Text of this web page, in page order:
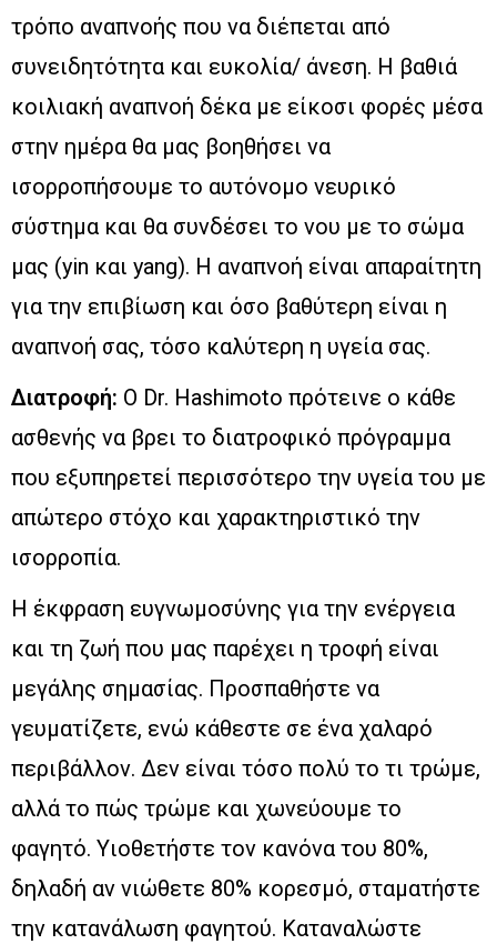
τρόπο αναπνοής που να διέπεται από
συνειδητότητα και ευκολία/ άνεση. Η βαθιά
κοιλιακή αναπνοή δέκα με είκοσι φορές μέσα
στην ημέρα θα μας βοηθήσει να
ισορροπήσουμε το αυτόνομο νευρικό
σύστημα και θα συνδέσει το νου με το σώμα
μας (yin και yang). Η αναπνοή είναι απαραίτητη
για την επιβίωση και όσο βαθύτερη είναι η
αναπνοή σας, τόσο καλύτερη η υγεία σας.
Διατροφή: Ο Dr. Hashimoto πρότεινε ο κάθε
ασθενής να βρει το διατροφικό πρόγραμμα
που εξυπηρετεί περισσότερο την υγεία του με
απώτερο στόχο και χαρακτηριστικό την
ισορροπία.
Η έκφραση ευγνωμοσύνης για την ενέργεια
και τη ζωή που μας παρέχει η τροφή είναι
μεγάλης σημασίας. Προσπαθήστε να
γευματίζετε, ενώ κάθεστε σε ένα χαλαρό
περιβάλλον. Δεν είναι τόσο πολύ το τι τρώμε,
αλλά το πώς τρώμε και χωνεύουμε το
φαγητό. Υιοθετήστε τον κανόνα του 80%,
δηλαδή αν νιώθετε 80% κορεσμό, σταματήστε
την κατανάλωση φαγητού. Καταναλώστε